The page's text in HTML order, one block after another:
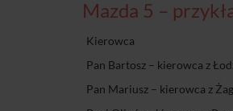
Mazda 5 –
Kierowca
Pan Bartosz – kierowca z
Pan Mariusz – kierowca z